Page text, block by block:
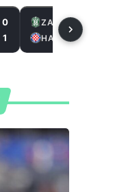
0
1
ZAL
HAS